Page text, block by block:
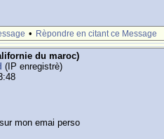
• Rèpondre en citant ce Message
du maroc)
(IP enregistrè)
mon emai perso